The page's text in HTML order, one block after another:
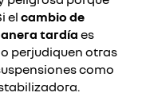
elcambio de
tardía es
perjudiquen otras
como